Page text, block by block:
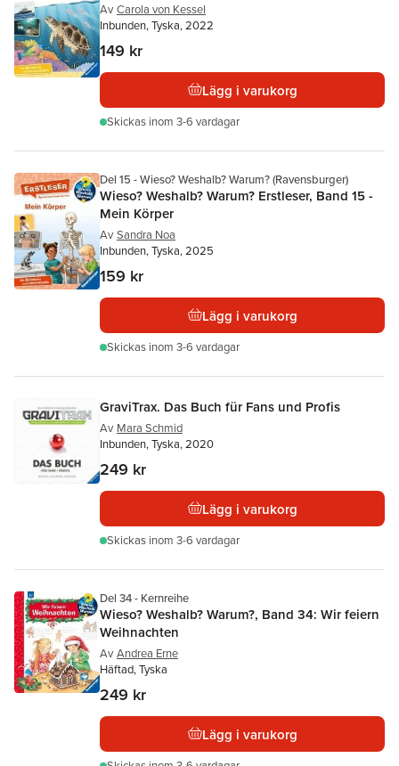
Av Carola von Kessel
Inbunden, Tyska, 2022
149 kr
Lägg i varukorg
Skickas inom 3-6 vardagar
Del 15 - Wieso? Weshalb? Warum? (Ravensburger)
Wieso? Weshalb? Warum? Erstleser, Band 15 -
Mein Körper
Av Sandra Noa
Inbunden, Tyska, 2025
159 kr
Lägg i varukorg
Skickas inom 3-6 vardagar
GraviTrax. Das Buch für Fans und Profis
Av Mara Schmid
Inbunden, Tyska, 2020
249 kr
Lägg i varukorg
Skickas inom 3-6 vardagar
Del 34 - Kernreihe
Wieso? Weshalb? Warum?, Band 34: Wir feiern
Weihnachten
Av Andrea Erne
Häftad, Tyska
249 kr
Lägg i varukorg